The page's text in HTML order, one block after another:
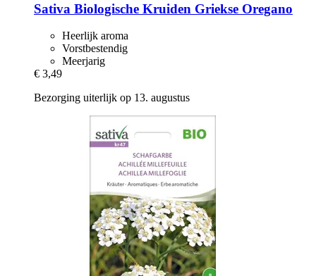
Sativa Biologische Kruiden Griekse Oregano
Heerlijk aroma
Vorstbestendig
Meerjarig
€ 3,49
Bezorging uiterlijk op 13. augustus